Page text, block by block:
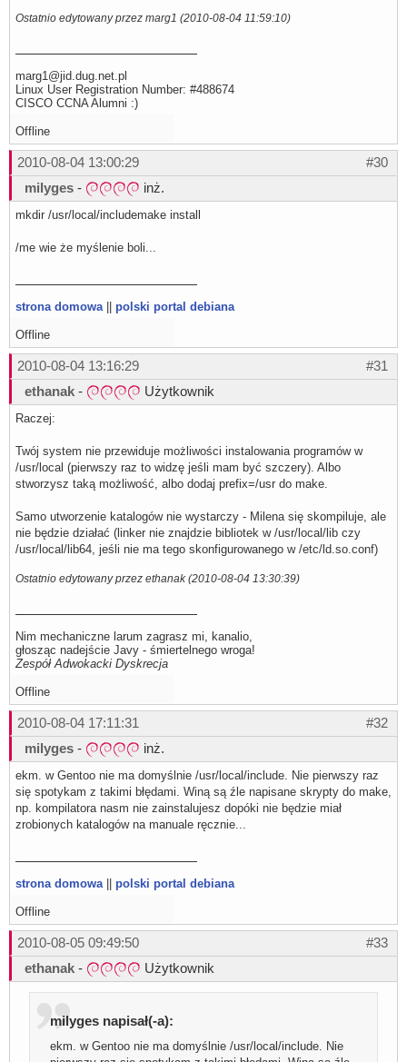
filter.c:130: warning: return type defaults to ‘int’
gcc -o milena_convert filter.o convert.o -L../src -
                -e s:%MBROLA%:/opt/bin/mbrola: \
                -e s:%VOICE%:/opt/mbrola/pl1/pl1: \
                < milena_book.in \
                > milena_book
                -e s:%PLDNOS%:: \
                -e s:%PREFIX%:/usr/local: \
                -e s:%MBROLA%:/opt/bin/mbrola: \
                -e s:%VOICE%:/opt/mbrola/pl1/pl1: \
                < milena_say.in \
                > milena_say
sed -e s:%PREFIX%:/usr/local: \
-e s:%DATADIR%:/usr/local/share/milena:
                > milena_kadu
chmod 755 milena_kadu
                -e s:%PREFIX%:/usr/local: \
                -e s:%MBROLA%:/opt/bin/mbrola: \
                -e s:%VOICE%:/opt/mbrola/pl1/pl1: \
                < milena_nokia.in \
                > milena_nokia
chmod 755 milena_nokia
                -e s:%PLDNOS%:: \
                -e s:%PREFIX%:/usr/local: \
                -e s:%MBROLA%:/opt/bin/mbrola: \
                -e s:%VOICE%:/opt/mbrola/pl1/pl1: \
chmod 755 milena_conf
make[1]: Opuszczenie katalogu `/home/marg1/milena-
make -C speechd all
make[1]: Wejście do katalogu `/home/marg1/milena-
sed -e s:%PREFIX%:/usr/local: \
-e s:%DATAPREFIX%:/usr/local/share/
                > milena-generic.conf
make[1]: Opuszczenie katalogu `/home/marg1/milena-
make -C milena_ws all
make[1]: Wejście do katalogu `/home/marg1/milena-
-Dmbrola_path=\"/opt/bin/mbrola\" -I../
gcc -c -o audio.o -Wall audio.c -I../src/
gcc -o milena_ws main.o say.o audio.o ../utils/
                -lmilena \
                -lmilena_mbrola \
                -L../src/
make[1]: Opuszczenie katalogu `/home/marg1/milena-
make -C subplayer all
make[1]: Wejście do katalogu `/home/marg1/milena-
gcc -Wall -c -o subplayer.o subplayer.c
subplayer.c: At top level:
subplayer.c:241: warning: return type defaults to ‘int’
gcc -Wall -o milena_subplayer subplayer.o
Ostatnio edytowany przez marg1 (2010-08-04 11:59:10)
marg1@jid.dug.net.pl
Linux User Registration Number: #488674
CISCO CCNA Alumni :)
Offline
#30
2010-08-04 13:00:29
milyges - inż.
mkdir /usr/local/includemake install
/me wie że myślenie boli...
strona domowa|| polski portal debiana
Offline
#31
2010-08-04 13:16:29
ethanak - Użytkownik
Raczej:
Twój system nie przewiduje możliwości instalowania programów w
/usr/local (pierwszy raz to widzę jeśli mam być szczery). Albo
stworzysz taką możliwość, albo dodaj prefix=/usr do make.
Samo utworzenie katalogów nie wystarczy - Milena się skompiluje, ale
nie będzie działać (linker nie znajdzie bibliotek w /usr/local/lib czy
/usr/local/lib64, jeśli nie ma tego skonfigurowanego w /etc/ld.so.conf)
Ostatnio edytowany przez ethanak (2010-08-04 13:30:39)
Nim mechaniczne larum zagrasz mi, kanalio,
głosząc nadejście Javy - śmiertelnego wroga!
Zespół Adwokacki Dyskrecja
Offline
#32
2010-08-04 17:11:31
milyges - inż.
ekm. w Gentoo nie ma domyślnie /usr/local/include. Nie pierwszy raz
się spotykam z takimi błędami. Winą są źle napisane skrypty do make,
np. kompilatora nasm nie zainstalujesz dopóki nie będzie miał
zrobionych katalogów na manuale ręcznie...
strona domowa|| polski portal debiana
Offline
#33
2010-08-05 09:49:50
ethanak - Użytkownik
milyges napisał(-a):
ekm. w Gentoo nie ma domyślnie /usr/local/include. Nie